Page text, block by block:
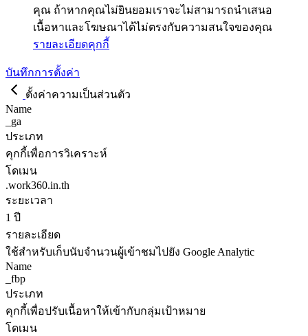
คุณ ถ้าหากคุณไม่ยินยอมเราจะไม่สามารถนำเสนอ
เนื้อหาและโฆษณาได้ไม่ตรงกับความสนใจของคุณ
รายละเอียดคุกกี้
บันทึกการตั้งค่า
ตั้งค่าความเป็นส่วนตัว
Name
_ga
ประเภท
คุกกี้เพื่อการวิเคราะห์
โดเมน
.work360.in.th
ระยะเวลา
1 ปี
รายละเอียด
ใช้สำหรับเก็บนับจำนวนผู้เข้าชมไปยัง Google Analytic
Name
_fbp
ประเภท
คุกกี้เพื่อปรับเนื้อหาให้เข้ากับกลุ่มเป้าหมาย
โดเมน